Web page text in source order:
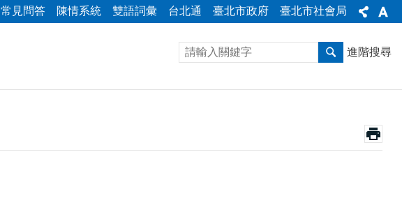
常見問答 陳情系統 雙語詞彙 台北通 臺北市政府 臺北市社會局
進階搜尋